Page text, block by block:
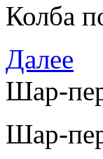
Колба
Далее
Шар-
Шар-